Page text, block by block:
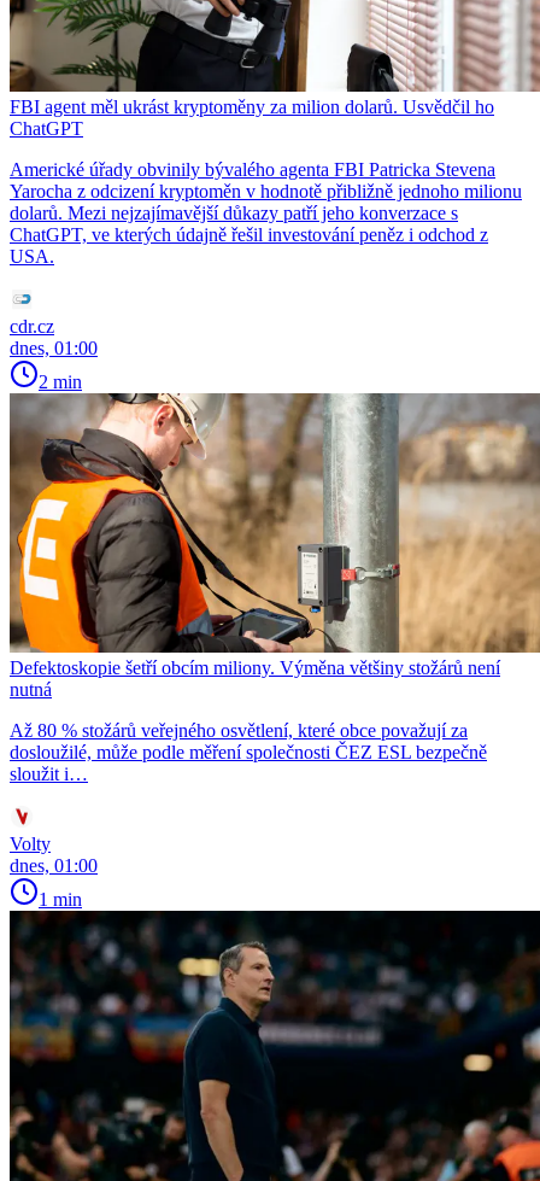
FBI agent měl ukrást kryptoměny za milion dolarů. Usvědčil ho
ChatGPT
Americké úřady obvinily bývalého agenta FBI Patricka Stevena
Yarocha z odcizení kryptoměn v hodnotě přibližně jednoho milionu
dolarů. Mezi nejzajímavější důkazy patří jeho konverzace s
ChatGPT, ve kterých údajně řešil investování peněz i odchod z
USA.
cdr.cz
dnes, 01:00
2 min
Defektoskopie šetří obcím miliony. Výměna většiny stožárů není
nutná
Až 80 % stožárů veřejného osvětlení, které obce považují za
dosloužilé, může podle měření společnosti ČEZ ESL bezpečně
sloužit i…
Volty
dnes, 01:00
1 min